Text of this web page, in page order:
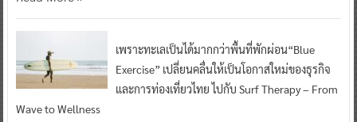
เพราะทะเลเป็นได้มากกว่าพื้นที่พักผ่อน“Blue
Exercise” เปลี่ยนคลื่นให้เป็นโอกาสใหม่ของธุรกิจ
และการท่องเที่ยวไทย ไปกับ Surf Therapy – From
Wave to Wellness